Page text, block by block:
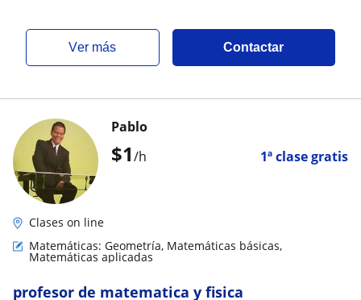
ver más Contactar
$1/h 1ª clase gratis
Pablo
Clases on line
Matemáticas: Geometría, Matemáticas básicas,
Matemáticas aplicadas
profesor de matematica y fisica